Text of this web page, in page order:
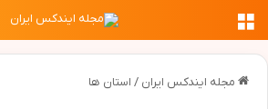
مجله ایندکس ایران / استان ها